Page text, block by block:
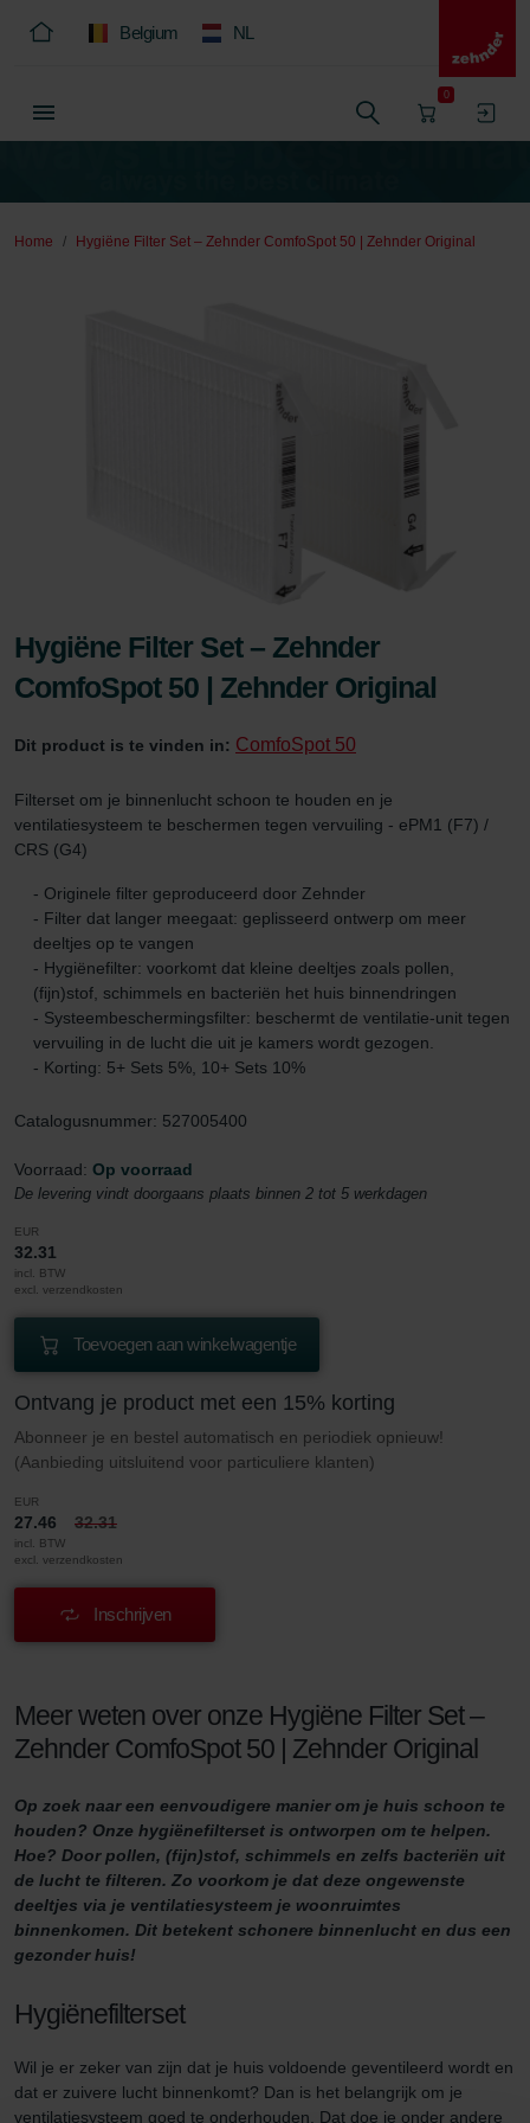
Belgium NL
0
Home Hygiëne Filter Set – Zehnder ComfoSpot 50 | Zehnder Original
Hygiëne Filter Set – Zehnder
ComfoSpot 50 | Zehnder Original
Dit product is te vinden in: ComfoSpot 50
Filterset om je binnenlucht schoon te houden en je
ventilatiesysteem te beschermen tegen vervuiling - ePM1 (F7) /
CRS (G4)
- Originele filter geproduceerd door Zehnder
- Filter dat langer meegaat: geplisseerd ontwerp om meer
deeltjes op te vangen
- Hygiënefilter: voorkomt dat kleine deeltjes zoals pollen,
(fijn)stof, schimmels en bacteriën het huis binnendringen
- Systeembeschermingsfilter: beschermt de ventilatie-unit tegen
vervuiling in de lucht die uit je kamers wordt gezogen.
- Korting: 5+ Sets 5%, 10+ Sets 10%
Catalogusnummer: 527005400
Voorraad: Op voorraad
De levering vindt doorgaans plaats binnen 2 tot 5 werkdagen
EUR
32.31
incl. BTW
excl. verzendkosten
Toevoegen aan winkelwagentje
Ontvang je product met een 15% korting
Abonneer je en bestel automatisch en periodiek opnieuw!
(Aanbieding uitsluitend voor particuliere klanten)
EUR
27.46 32.31
incl. BTW
excl. verzendkosten
Inschrijven
Meer weten over onze Hygiëne Filter Set –
Zehnder ComfoSpot 50 | Zehnder Original
Op zoek naar een eenvoudigere manier om je huis schoon te
houden? Onze hygiënefilterset is ontworpen om te helpen.
Hoe? Door pollen, (fijn)stof, schimmels en zelfs bacteriën uit
de lucht te filteren. Zo voorkom je dat deze ongewenste
deeltjes via je ventilatiesysteem je woonruimtes
binnenkomen. Dit betekent schonere binnenlucht en dus een
gezonder huis!
Hygiënefilterset
Wil je er zeker van zijn dat je huis voldoende geventileerd wordt en
dat er zuivere lucht binnenkomt? Dan is het belangrijk om je
ventilatiesysteem goed te onderhouden. Dat doe je onder andere